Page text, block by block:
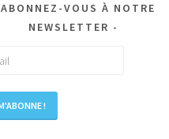
ABONNEZ-VOUS À NOTRE
NEWSLETTER